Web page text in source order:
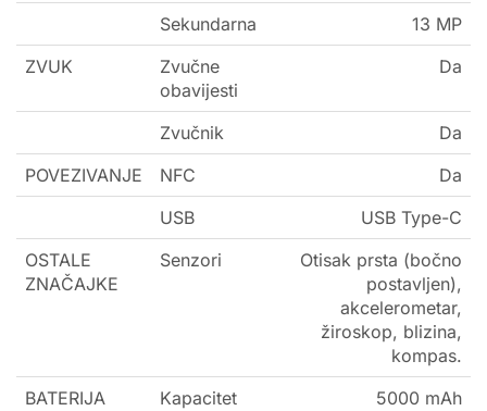
Sekundarna
13 MP
ZVUK
Zvučne
obavijesti
Da
Zvučnik
Da
POVEZIVANJE
NFC
Da
USB
USB Type-C
OSTALE
ZNAČAJKE
Senzori
Otisak prsta (bočno
postavljen),
akcelerometar,
žiroskop, blizina,
kompas.
BATERIJA
Kapacitet 5000 mAh